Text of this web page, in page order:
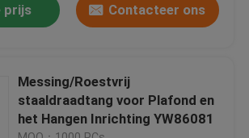
Citaat
de vliegtuigenkabel
prijs Contacteer ons
Messing/Roestvrij
staaldraadtang voor Plafond en
het Hangen Inrichting YW86081